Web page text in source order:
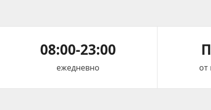
08:00-23:00
ежедневно от